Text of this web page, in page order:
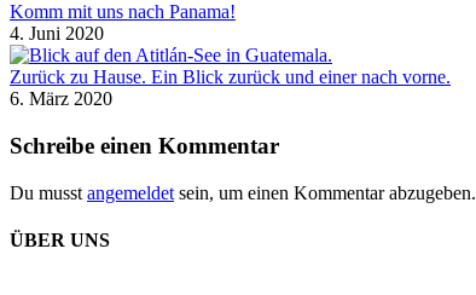
Komm mit uns nach Panama!
4. Juni 2020
Zurück zu Hause. Ein Blick zurück und einer nach vorne.
6. März 2020
Schreibe einen Kommentar
Du musst angemeldet sein, um einen Kommentar abzugeben.
ÜBER UNS